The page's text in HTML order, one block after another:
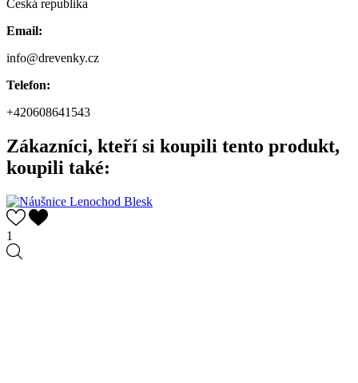
Česká republika
Email:
info@drevenky.cz
Telefon:
+420608641543
Zákazníci, kteří si koupili tento produkt,
koupili také:
1